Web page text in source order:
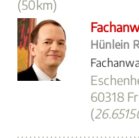
(50km)
Hünlein
60318
(